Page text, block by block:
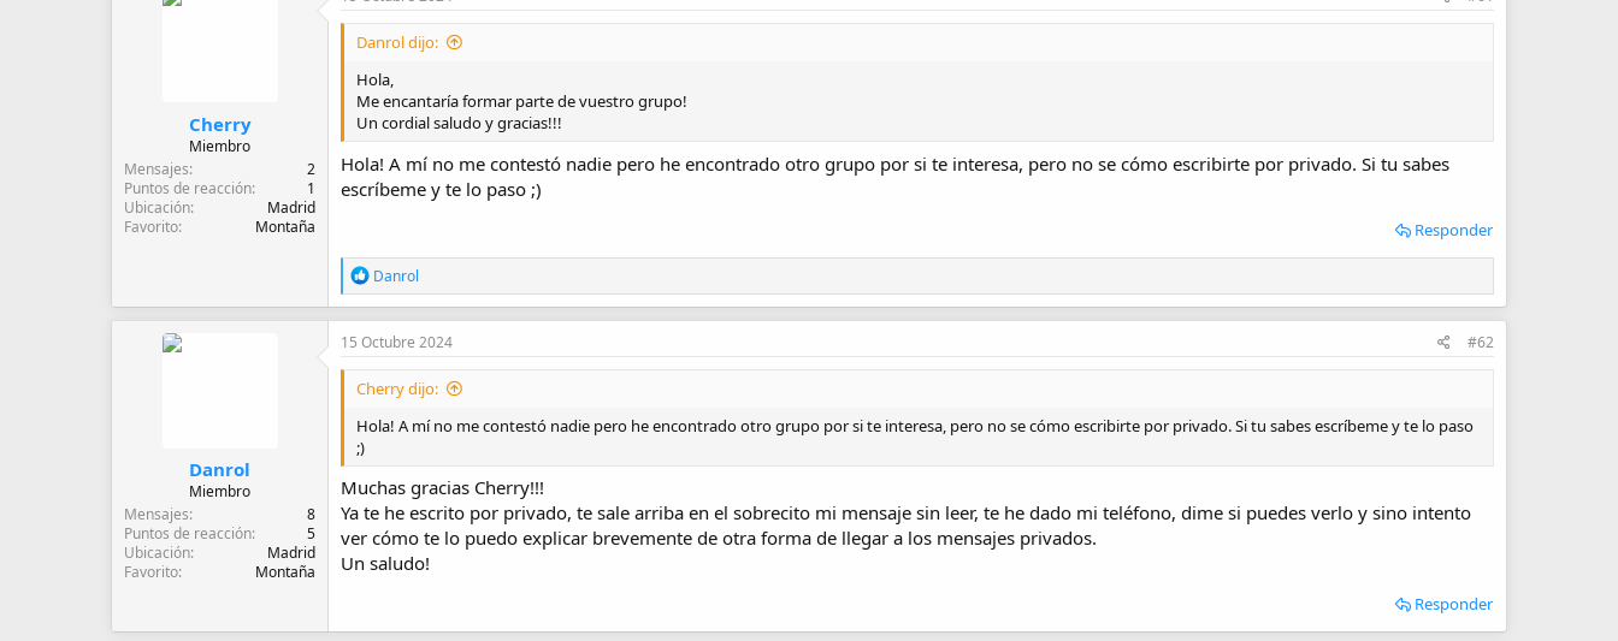
o
Cherry
Miembro
Mensajes
2
Puntos de reacción
1
Ubicación
Madrid
Favorito
Montaña
Danrol dijo:
Hola,
Me encantaría formar parte de vuestro grupo!
Un cordial saludo y gracias!!!
Hola! A mí no me contestó nadie pero he encontrado otro grupo por si te interesa, pero no se cómo escribirte por privado. Si tu sabes
escríbeme y te lo paso ;)
Responder
R
e
a
c
o
e
Danrol
Danrol
Miembro
Mensajes
8
Puntos de reacción
5
Ubicación
Madrid
Favorito
Montaña
15 Octubre 2024 #62
Cherry dijo:
Hola! A mí no me contestó nadie pero he encontrado otro grupo por si te interesa, pero no se cómo escribirte por privado. Si tu sabes escríbeme y te lo paso
;)
Muchas gracias Cherry!!!
Ya te he escrito por privado, te sale arriba en el sobrecito mi mensaje sin leer, te he dado mi teléfono, dime si puedes verlo y sino intento
ver cómo te lo puedo explicar brevemente de otra forma de llegar a los mensajes privados.
Un saludo!
Responder